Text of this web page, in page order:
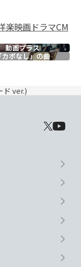
楽映画ドラマCM
動画プラス
「カポなし」の曲
ド ver.)